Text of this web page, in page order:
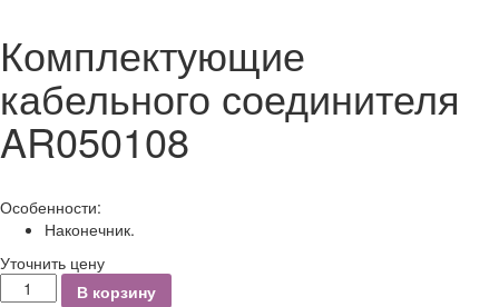
Комплектующие
кабельного соединителя
AR050108
Особенности:
Наконечник.
Уточнить цену
КоличествоВ корзину